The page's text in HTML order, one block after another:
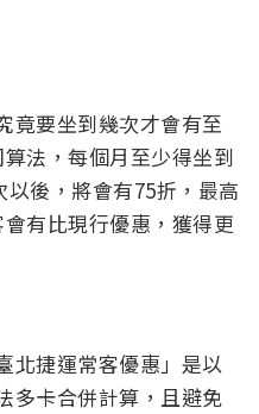
竟要坐到幾次才會有至
法，每個月至少得坐到
後，將會有75折，最高
有比現行優惠，獲得更
北捷運常客優惠」是以
多卡合併計算，且避免